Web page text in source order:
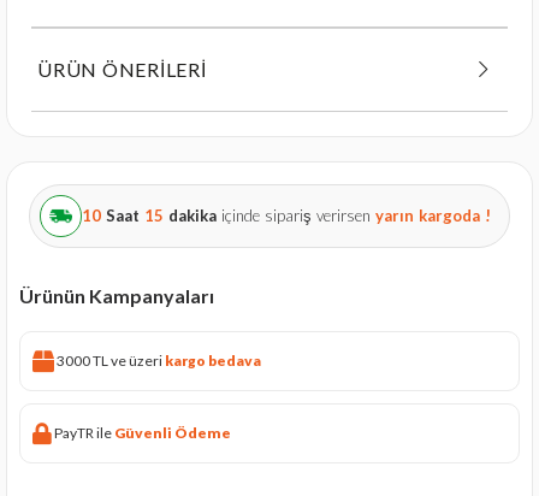
ÜRÜN ÖNERILERI
10 Saat 15 dakika içinde sipariş verirsen yarın kargoda !
Ürünün Kampanyaları
3000 TL ve üzeri kargo bedava
PayTR ile Güvenli Ödeme